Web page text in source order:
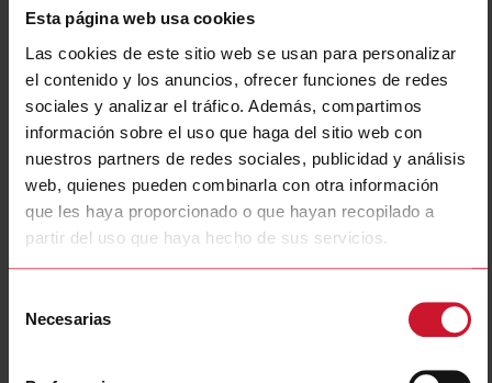
Esta página web usa cookies
Las cookies de este sitio web se usan para personalizar
el contenido y los anuncios, ofrecer funciones de redes
sociales y analizar el tráfico. Además, compartimos
información sobre el uso que haga del sitio web con
nuestros partners de redes sociales, publicidad y análisis
web, quienes pueden combinarla con otra información
que les haya proporcionado o que hayan recopilado a
partir del uso que haya hecho de sus servicios.
Necesarias
Contacte con nosotros Comprar
CON14NFS1MS5
Connection cable, Straight M12 plug Female to Straight M12 plug
Male, 4-wire, PVC 5m cable, IP67, Temperature -25 - +80C
Especificaciones
Type of electrical connection, field-
Type of plug-in contact, field sided
Female (bus)
Straight
sided
M12